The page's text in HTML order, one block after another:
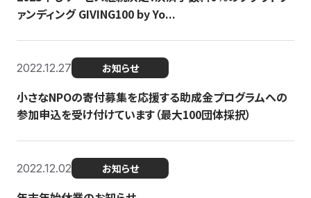
ァンディング GIVING100 by Yo...
2022.12.27 お知らせ
小さなNPOの寄付募集を応援する助成金プログラムへの
参加申込を受け付けています（最大100団体採択）
2022.12.02 お知らせ